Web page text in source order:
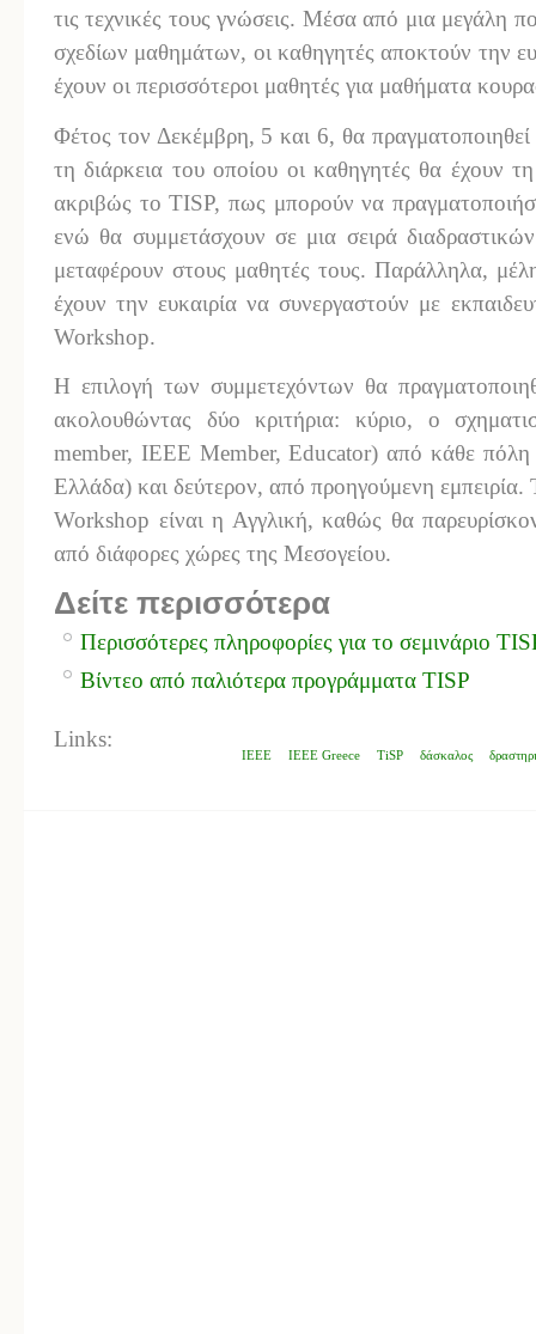
τις τεχνικές τους γνώσεις. Μέσα από μια μεγάλη
σχεδίων μαθημάτων, οι καθηγητές αποκτούν την
έχουν οι περισσότεροι μαθητές για μαθήματα
Φέτος τον Δεκέμβρη, 5 και 6, θα
τη διάρκεια του οποίου οι καθηγητές θα έχουν
ακριβώς το TISP, πως μπορούν να
ενώ θα συμμετάσχουν σε μια σειρά
μεταφέρουν στους μαθητές τους. Παράλληλα,
έχουν την ευκαιρία να συνεργαστούν με
Workshop.
Η επιλογή των συμμετεχόντων θα
ακολουθώντας δύο κριτήρια: κύριο, ο
member, IEEE Member, Educator) από κάθε
Ελλάδα) και δεύτερον, από προηγούμενη εμπειρία.
Workshop είναι η Αγγλική, καθώς θα
από διάφορες χώρες της Μεσογείου.
Δείτε περισσότερα
Περισσότερες πληροφορίες για το σεμινάριο
Βίντεο από παλιότερα προγράμματα TISP
IEEE IEEE Greece TiSP δάσκαλος
Links: